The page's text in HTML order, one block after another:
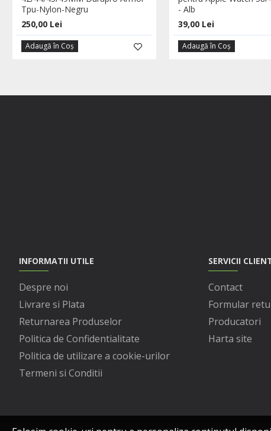
Tpu-Nylon-Negru
250,00 Lei
Adaugă în Coş
- Alb
39,00 Lei
Adaugă în Coş
INFORMATII UTILE
Despre noi
Livrare si Plata
Returnarea Produselor
Politica de Confidentialitate
Politica de utilizare a cookie-urilor
Termeni si Conditii
SERVICII
Contact
Formular
Producatori
Harta site